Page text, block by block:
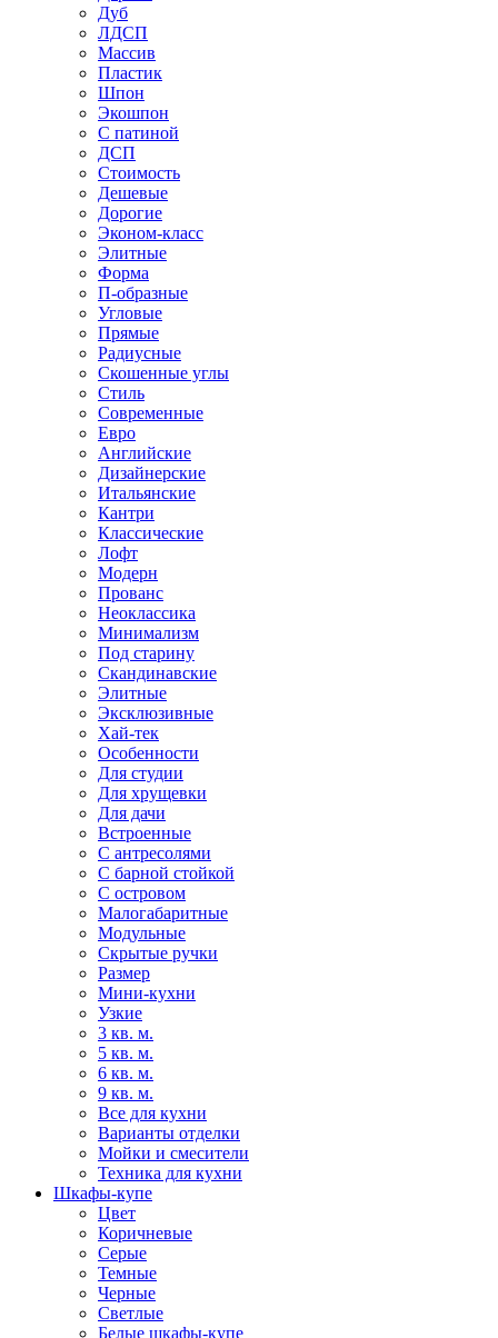
Дуб
ЛДСП
Массив
Пластик
Шпон
Экошпон
С патиной
ДСП
Стоимость
Дешевые
Дорогие
Эконом-класс
Элитные
Форма
П-образные
Угловые
Прямые
Радиусные
Скошенные углы
Стиль
Современные
Евро
Английские
Дизайнерские
Итальянские
Кантри
Классические
Лофт
Модерн
Прованс
Неоклассика
Минимализм
Под старину
Скандинавские
Элитные
Эксклюзивные
Хай-тек
Особенности
Для студии
Для хрущевки
Для дачи
Встроенные
С антресолями
С барной стойкой
С островом
Малогабаритные
Модульные
Скрытые ручки
Размер
Мини-кухни
Узкие
3 кв. м.
5 кв. м.
6 кв. м.
9 кв. м.
Все для кухни
Варианты отделки
Мойки и смесители
Техника для кухни
Шкафы-купе
Цвет
Коричневые
Серые
Темные
Черные
Светлые
Белые шкафы-купе